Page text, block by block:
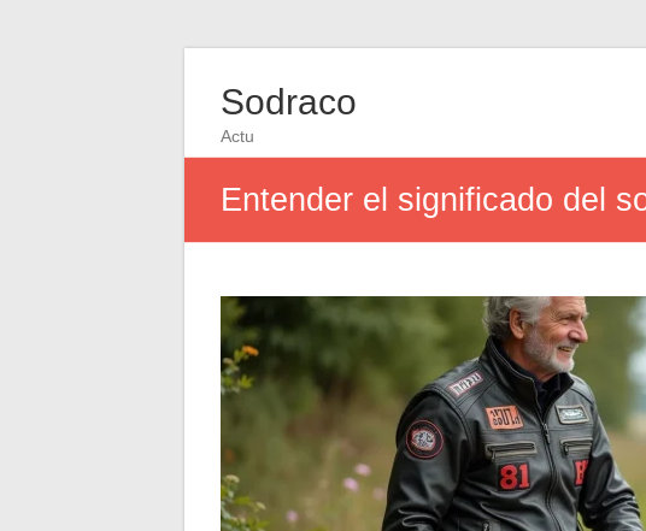
Sodraco
Actu
Entender el significado del